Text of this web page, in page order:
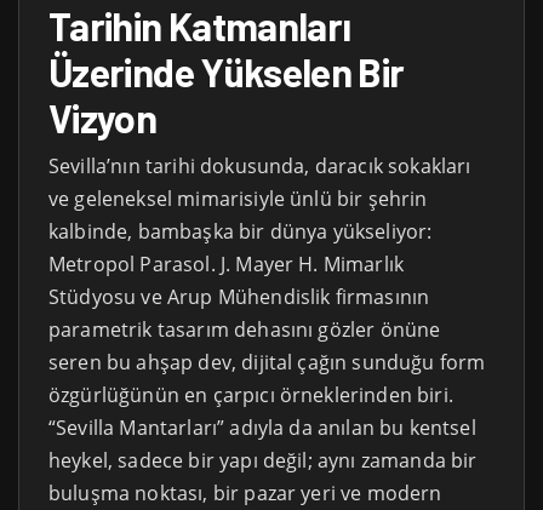
Tarihin Katmanları
Üzerinde Yükselen Bir
Vizyon
Sevilla’nın tarihi dokusunda, daracık sokakları
ve geleneksel mimarisiyle ünlü bir şehrin
kalbinde, bambaşka bir dünya yükseliyor:
Metropol Parasol. J. Mayer H. Mimarlık
Stüdyosu ve Arup Mühendislik firmasının
parametrik tasarım dehasını gözler önüne
seren bu ahşap dev, dijital çağın sunduğu form
özgürlüğünün en çarpıcı örneklerinden biri.
“Sevilla Mantarları” adıyla da anılan bu kentsel
heykel, sadece bir yapı değil; aynı zamanda bir
buluşma noktası, bir pazar yeri ve modern